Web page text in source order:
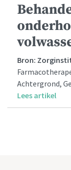
Bron:
Achtergrond,
Lees artikel